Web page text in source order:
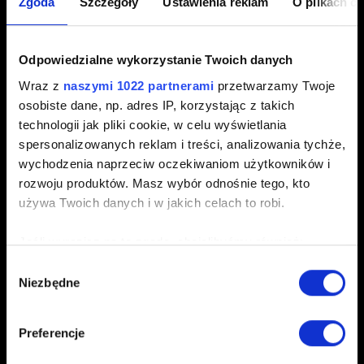
Odpowiedzialne wykorzystanie Twoich danych
Wraz z naszymi 1022 partnerami przetwarzamy Twoje
osobiste dane, np. adres IP, korzystając z takich
technologii jak pliki cookie, w celu wyświetlania
spersonalizowanych reklam i treści, analizowania tychże,
wychodzenia naprzeciw oczekiwaniom użytkowników i
rozwoju produktów. Masz wybór odnośnie tego, kto
używa Twoich danych i w jakich celach to robi.
Jeśli wyrazisz na to zgodę, chcielibyśmy również:
geograficznej z dokładnością nawet do kilku metrów
analizując charakteryzującego je zbiory danych
(fingerprinting, czyli wirtualny odcisk palca)
zgody
Niezbędne
Preferencje
Start),Xbox One(Quick Start)
One
Polski:Windows,PlayStation 4 ,Xbox One
Niemiecki:Windows, PlayStation 4,Xbox One
Francuski:Windows,PlayStation 4,Xbox One
Hiszpański:Windows,PlayStation 4 ,Xbox One
Włoski:Windows,PlayStation 4,Xbox One
Arabski:
Latynoamerykański hiszpański: